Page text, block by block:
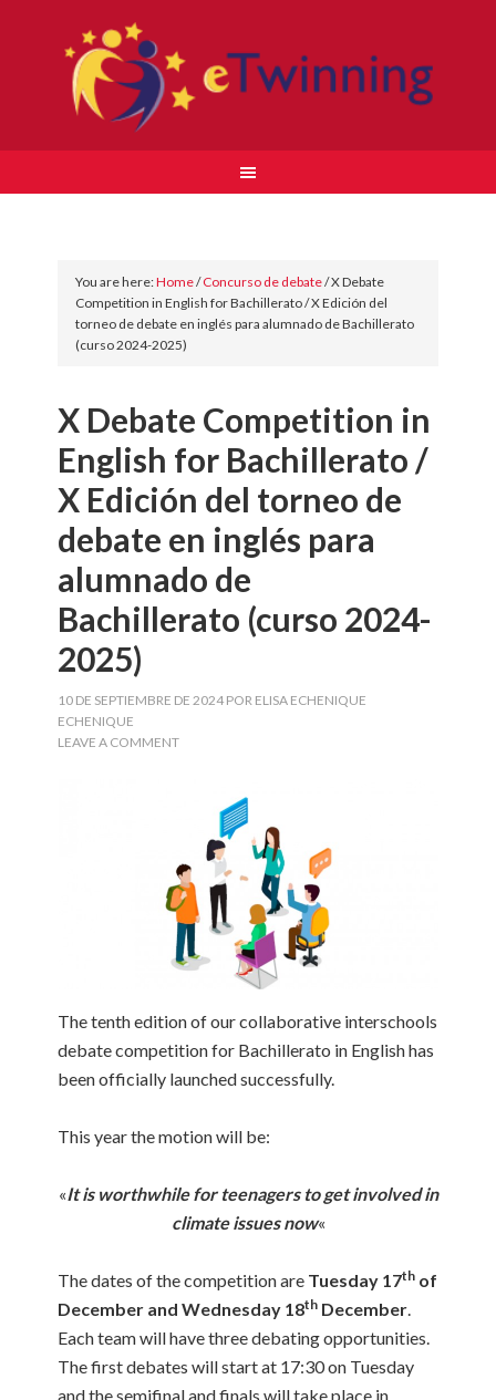
You are here:Home/Concurso de debate/X Debate
Competition in English for Bachillerato / X Edición del
torneo de debate en inglés para alumnado de Bachillerato
(curso 2024-2025)
X Debate Competition in
English for Bachillerato /
X Edición del torneo de
debate en inglés para
alumnado de
Bachillerato (curso 2024-
2025)
10 DE SEPTIEMBRE DE 2024 POR ELISA ECHENIQUE
ECHENIQUE
LEAVE A COMMENT
The tenth edition of our collaborative interschools
debate competition for Bachillerato in English has
been officially launched successfully.
This year the motion will be:
«It is worthwhile for teenagers to get involved in
climate issues now«
The dates of the competition are Tuesday 17th of
December and Wednesday 18th December.
Each team will have three debating opportunities.
The first debates will start at 17:30 on Tuesday
and the semifinal and finals will take place in